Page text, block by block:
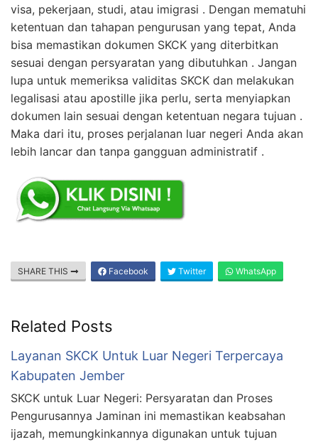
visa, pekerjaan, studi, atau imigrasi . Dengan mematuhi
ketentuan dan tahapan pengurusan yang tepat, Anda
bisa memastikan dokumen SKCK yang diterbitkan
sesuai dengan persyaratan yang dibutuhkan . Jangan
lupa untuk memeriksa validitas SKCK dan melakukan
legalisasi atau apostille jika perlu, serta menyiapkan
dokumen lain sesuai dengan ketentuan negara tujuan .
Maka dari itu, proses perjalanan luar negeri Anda akan
lebih lancar dan tanpa gangguan administratif .
SHARE THIS Facebook Twitter WhatsApp
Related Posts
Layanan SKCK Untuk Luar Negeri Terpercaya
Kabupaten Jember
SKCK untuk Luar Negeri: Persyaratan dan Proses
Pengurusannya Jaminan ini memastikan keabsahan
ijazah, memungkinkannya digunakan untuk tujuan